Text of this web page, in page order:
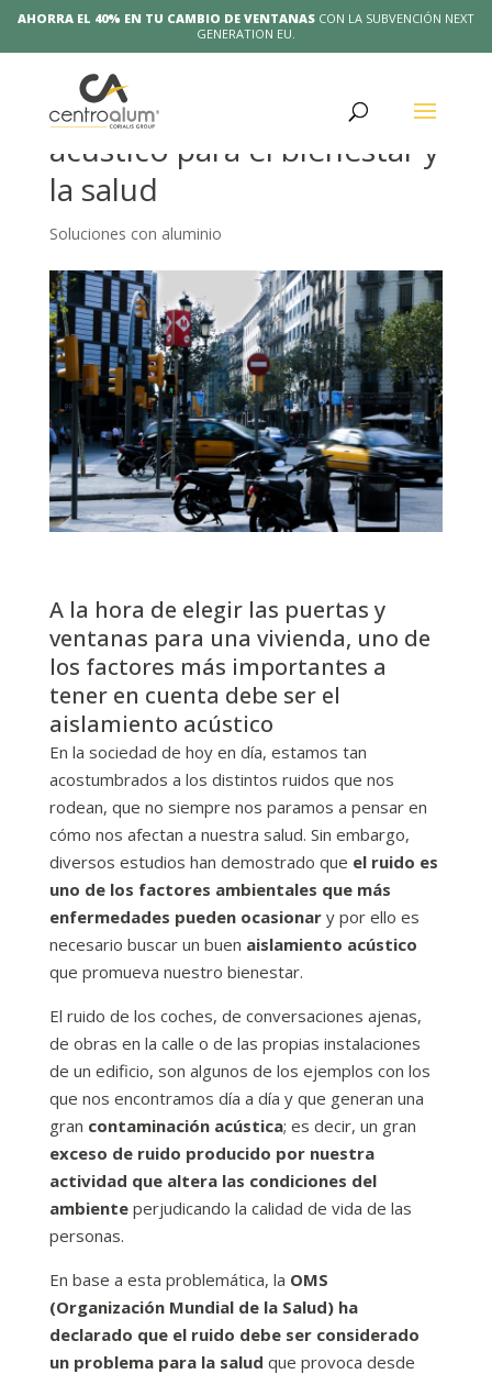
AHORRA EL 40% EN TU CAMBIO DE VENTANAS CON LA SUBVENCIÓN NEXT
GENERATION EU.
Ventanas con aislamiento
acústico para el bienestar y
la salud
Soluciones con aluminio
A la hora de elegir las puertas y
ventanas para una vivienda, uno de
los factores más importantes a
tener en cuenta debe ser el
aislamiento acústico
En la sociedad de hoy en día, estamos tan
acostumbrados a los distintos ruidos que nos
rodean, que no siempre nos paramos a pensar en
cómo nos afectan a nuestra salud. Sin embargo,
diversos estudios han demostrado que el ruido es
uno de los factores ambientales que más
enfermedades pueden ocasionary por ello es
necesario buscar un buen aislamiento acústico
que promueva nuestro bienestar.
El ruido de los coches, de conversaciones ajenas,
de obras en la calle o de las propias instalaciones
de un edificio, son algunos de los ejemplos con los
que nos encontramos día a día y que generan una
gran contaminación acústica; es decir, un gran
exceso de ruido producido por nuestra
actividad que altera las condiciones del
ambienteperjudicando la calidad de vida de las
personas.
En base a esta problemática, la OMS
(Organización Mundial de la Salud) ha
declarado que el ruido debe ser considerado
un problema para la salud que provoca desde